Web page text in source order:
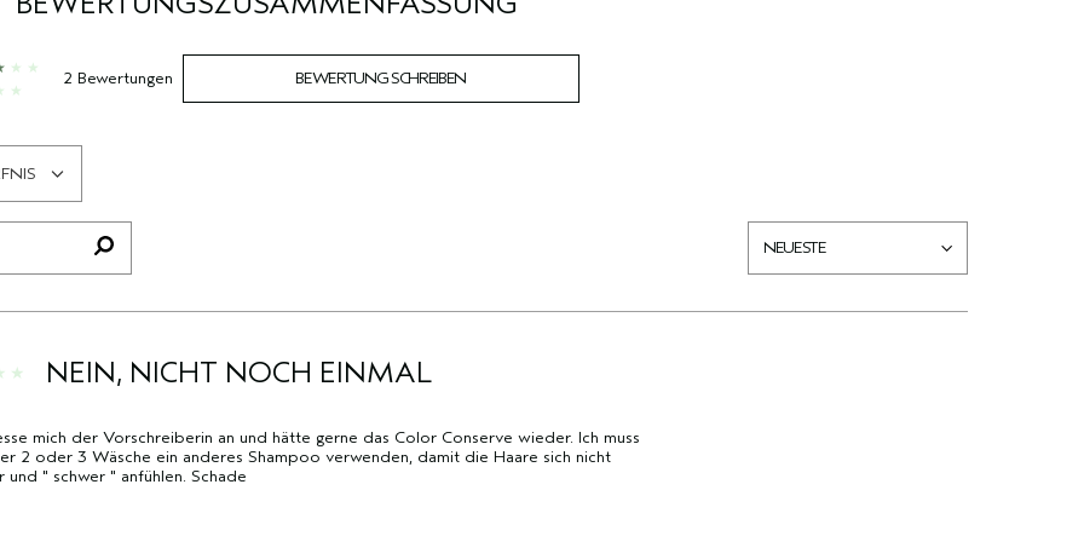
2 Bewertungen BEWERTUNG SCHREIBEN
NEIN, NICHT NOCH EINMAL
mich der Vorschreiberin an und hätte gerne das Color Conserve wieder. Ich muss
2 oder 3 Wäsche ein anderes Shampoo verwenden, damit die Haare sich nicht
und " schwer " anfühlen. Schade